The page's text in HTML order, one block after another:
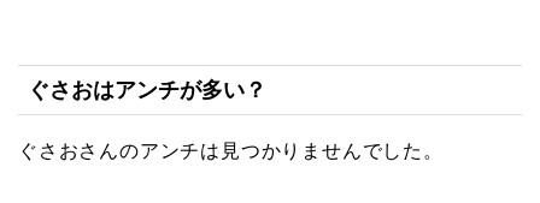
ぐさおはアンチが多い？
ぐさおさんのアンチは見つかりませんでした。